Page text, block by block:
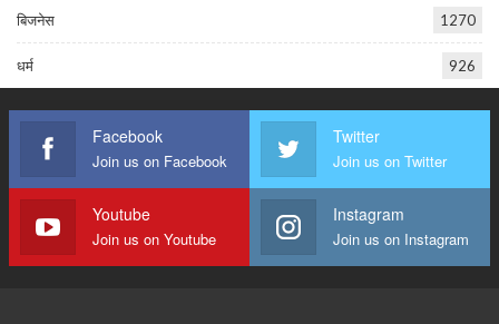
बिजनेस 1270
धर्म 926
Facebook
Join us on Facebook
Twitter
Join us on Twitter
Youtube
Join us on Youtube
Instagram
Join us on Instagram